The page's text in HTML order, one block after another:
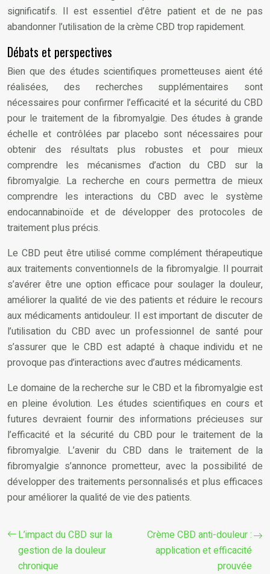
significatifs. Il est essentiel d’être patient et de ne pas
abandonner l’utilisation de la crème CBD trop rapidement.
Débats et perspectives
Bien que des études scientifiques prometteuses aient été
réalisées, des recherches supplémentaires sont
nécessaires pour confirmer l’efficacité et la sécurité du CBD
pour le traitement de la fibromyalgie. Des études à grande
échelle et contrôlées par placebo sont nécessaires pour
obtenir des résultats plus robustes et pour mieux
comprendre les mécanismes d’action du CBD sur la
fibromyalgie. La recherche en cours permettra de mieux
comprendre les interactions du CBD avec le système
endocannabinoïde et de développer des protocoles de
traitement plus précis.
Le CBD peut être utilisé comme complément thérapeutique
aux traitements conventionnels de la fibromyalgie. Il pourrait
s’avérer être une option efficace pour soulager la douleur,
améliorer la qualité de vie des patients et réduire le recours
aux médicaments antidouleur. Il est important de discuter de
l’utilisation du CBD avec un professionnel de santé pour
s’assurer que le CBD est adapté à chaque individu et ne
provoque pas d’interactions avec d’autres médicaments.
Le domaine de la recherche sur le CBD et la fibromyalgie est
en pleine évolution. Les études scientifiques en cours et
futures devraient fournir des informations précieuses sur
l’efficacité et la sécurité du CBD pour le traitement de la
fibromyalgie. L’avenir du CBD dans le traitement de la
fibromyalgie s’annonce prometteur, avec la possibilité de
développer des traitements personnalisés et plus efficaces
pour améliorer la qualité de vie des patients.
L’impact du CBD sur la
gestion de la douleur
chronique
Crème CBD anti-douleur :
application et efficacité
prouvée